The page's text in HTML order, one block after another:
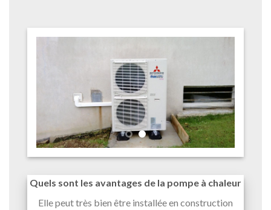
Quels sont les avantages de la pompe à chaleur
Elle peut très bien être installée en construction